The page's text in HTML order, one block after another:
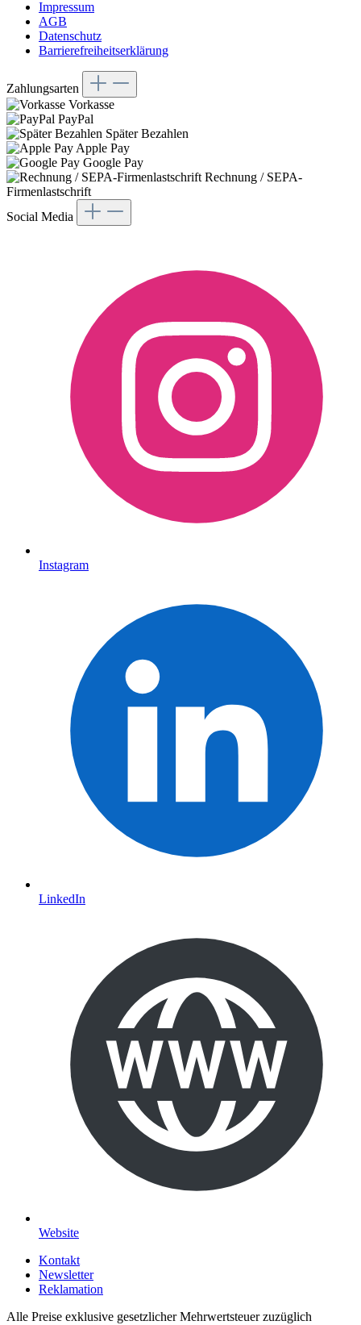
Impressum
AGB
Datenschutz
Barrierefreiheitserklärung
Zahlungsarten
Vorkasse
PayPal
Später Bezahlen
Apple Pay
Google Pay
Rechnung / SEPA-
Firmenlastschrift
Social Media
Instagram
LinkedIn
Website
Kontakt
Newsletter
Reklamation
Alle Preise exklusive gesetzlicher Mehrwertsteuer zuzüglich